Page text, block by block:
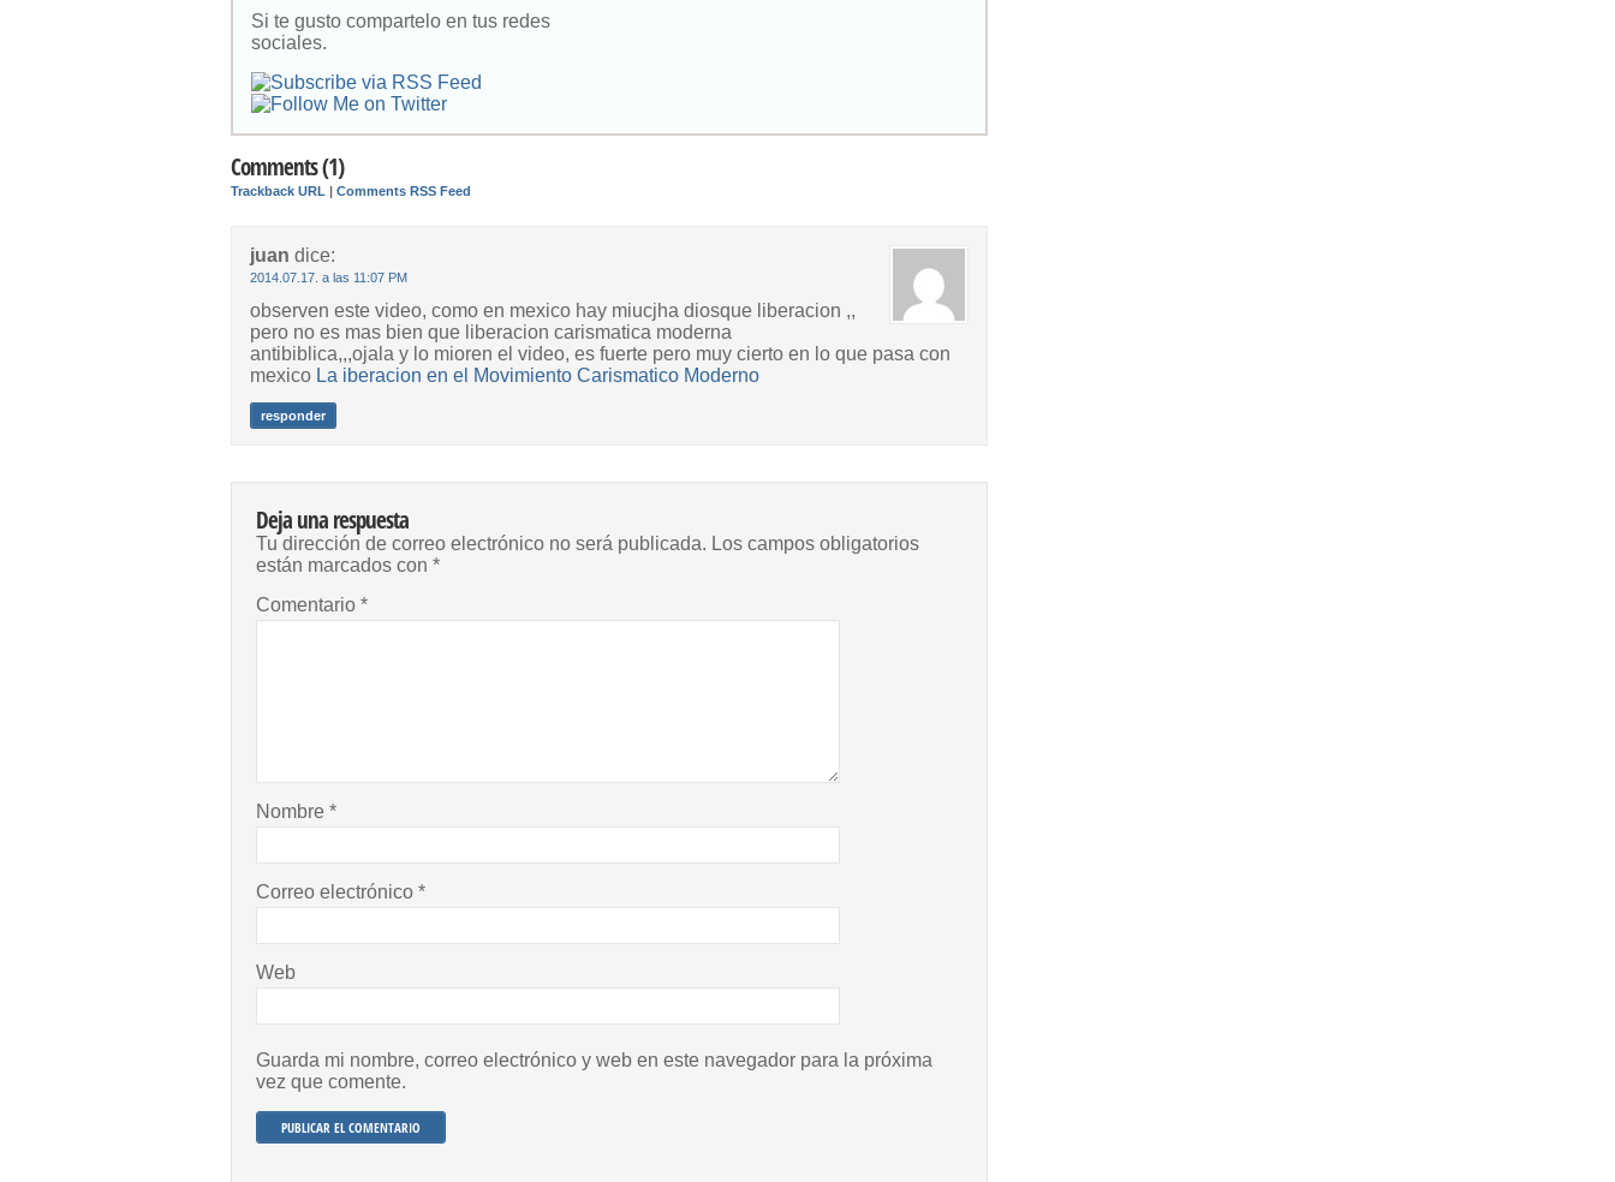
Si te gusto compartelo en tus redes
sociales.
Comments (1)
Trackback URL | Comments RSS Feed
juan dice:
2014.07.17. a las 11:07 PM
observen este video, como en mexico hay miucjha diosque liberacion ,,
pero no es mas bien que liberacion carismatica moderna
antibiblica,,,ojala y lo mioren el video, es fuerte pero muy cierto en lo que pasa con
mexico La iberacion en el Movimiento Carismatico Moderno
responder
Deja una respuesta
Tu dirección de correo electrónico no será publicada. Los campos obligatorios
están marcados con *
Comentario *
Nombre *
Correo electrónico *
Web
Guarda mi nombre, correo electrónico y web en este navegador para la próxima
vez que comente.